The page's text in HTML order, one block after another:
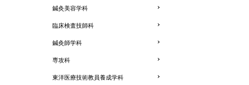
鍼灸美容学科
臨床検査技師科
鍼灸師学科
専攻科
東洋医療技術教員養成学科